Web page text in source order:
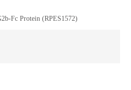
Fc Protein (RPES1572)